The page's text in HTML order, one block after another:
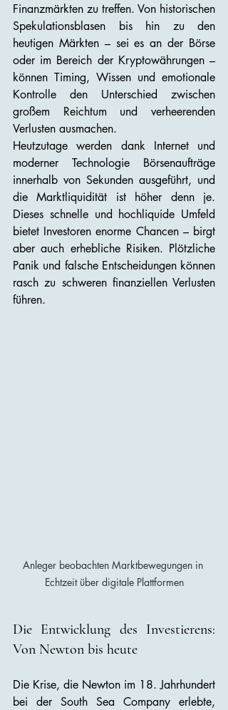
Finanzmärkten zu treffen. Von historischen
Spekulationsblasen bis hin zu den
heutigen Märkten – sei es an der Börse
oder im Bereich der Kryptowährungen –
können Timing, Wissen und emotionale
Kontrolle den Unterschied zwischen
großem Reichtum und verheerenden
Verlusten ausmachen.
Heutzutage werden dank Internet und
moderner Technologie Börsenaufträge
innerhalb von Sekunden ausgeführt, und
die Marktliquidität ist höher denn je.
Dieses schnelle und hochliquide Umfeld
bietet Investoren enorme Chancen – birgt
aber auch erhebliche Risiken. Plötzliche
Panik und falsche Entscheidungen können
rasch zu schweren finanziellen Verlusten
führen.
Anleger beobachten Marktbewegungen in
Echtzeit über digitale Plattformen
Die Entwicklung des Investierens:
Von Newton bis heute
Die Krise, die Newton im 18. Jahrhundert
bei der South Sea Company erlebte,